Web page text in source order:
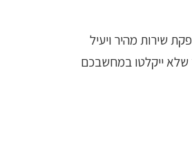
שירות מהיר ויעיל
שלא ייקלטו במחשבכם